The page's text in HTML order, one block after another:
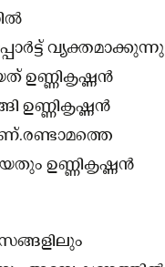
വ്യക്തമാക്കുന്നു
ഉണ്ണികൃഷ്ണൻ
ഉണ്ണികൃഷ്ണൻ
ഉണ്ണികൃഷ്ണൻ